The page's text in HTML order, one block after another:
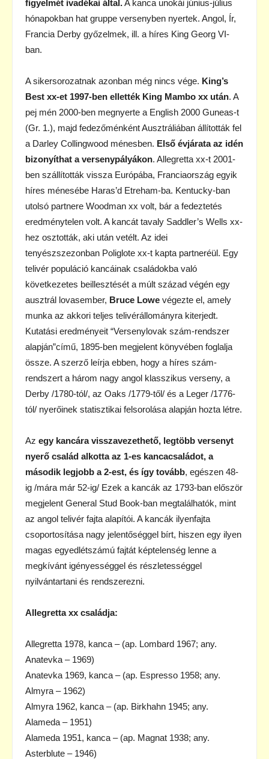
figyelmét ivadékai által.A kanca unokái június-július
hónapokban hat gruppe versenyben nyertek. Angol, Ír,
Francia Derby győzelmek, ill. a híres King Georg VI-
ban.
A sikersorozatnak azonban még nincs vége. King’s
Best xx-et 1997-ben ellették King Mambo xx után. A
pej mén 2000-ben megnyerte a English 2000 Guneas-t
(Gr. 1.), majd fedezőménként Ausztráliában állították fel
a Darley Collingwood ménesben. Első évjárata az idén
bizonyíthat a versenypályákon. Allegretta xx-t 2001-
ben szállították vissza Európába, Franciaország egyik
híres ménesébe Haras’d Etreham-ba. Kentucky-ban
utolsó partnere Woodman xx volt, bár a fedeztetés
eredménytelen volt. A kancát tavaly Saddler’s Wells xx-
hez osztották, aki után vetélt. Az idei
tenyészszezonban Poliglote xx-t kapta partneréül. Egy
telivér populáció kancáinak családokba való
következetes beillesztését a múlt század végén egy
ausztrál lovasember, Bruce Lowe végezte el, amely
munka az akkori teljes telivérállományra kiterjedt.
Kutatási eredményeit “Versenylovak szám-rendszer
alapján”című, 1895-ben megjelent könyvében foglalja
össze. A szerző leírja ebben, hogy a híres szám-
rendszert a három nagy angol klasszikus verseny, a
Derby /1780-tól/, az Oaks /1779-től/ és a Leger /1776-
tól/ nyerőinek statisztikai felsorolása alapján hozta létre.
Az egy kancára visszavezethető, legtöbb versenyt
nyerő család alkotta az 1-es kancacsaládot, a
második legjobb a 2-est, és így tovább, egészen 48-
ig /mára már 52-ig/ Ezek a kancák az 1793-ban először
megjelent General Stud Book-ban megtalálhatók, mint
az angol telivér fajta alapítói. A kancák ilyenfajta
csoportosítása nagy jelentőséggel bírt, hiszen egy ilyen
magas egyedlétszámú fajtát képtelenség lenne a
megkívánt igényességgel és részletességgel
nyilvántartani és rendszerezni.
Allegretta xx családja:
Allegretta 1978, kanca – (ap. Lombard 1967; any.
Anatevka – 1969)
Anatevka 1969, kanca – (ap. Espresso 1958; any.
Almyra – 1962)
Almyra 1962, kanca – (ap. Birkhahn 1945; any.
Alameda – 1951)
Alameda 1951, kanca – (ap. Magnat 1938; any.
Asterblute – 1946)